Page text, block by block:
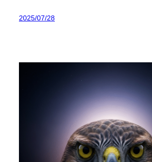
2025/07/28